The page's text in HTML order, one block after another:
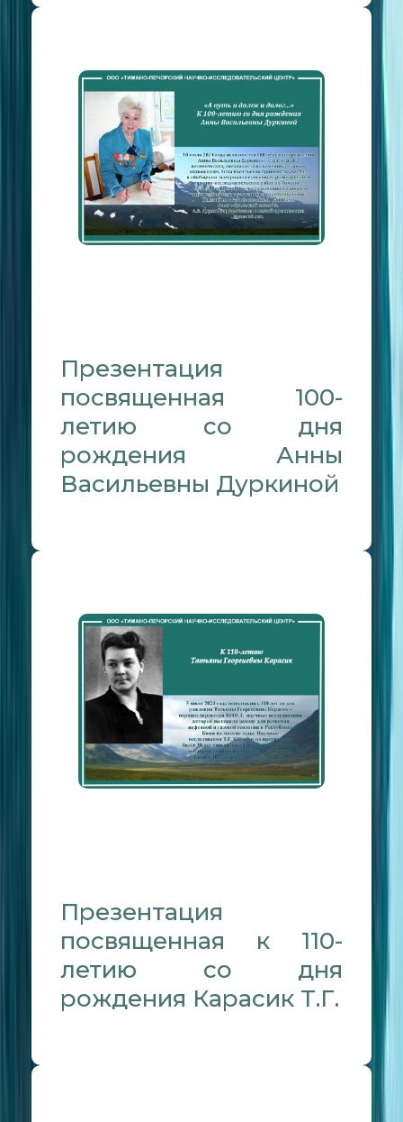
Презентация
посвященная 100-
летию со дня
рождения Анны
Васильевны Дуркиной
Презентация
посвященная к 110-
летию со дня
рождения Карасик Т.Г.